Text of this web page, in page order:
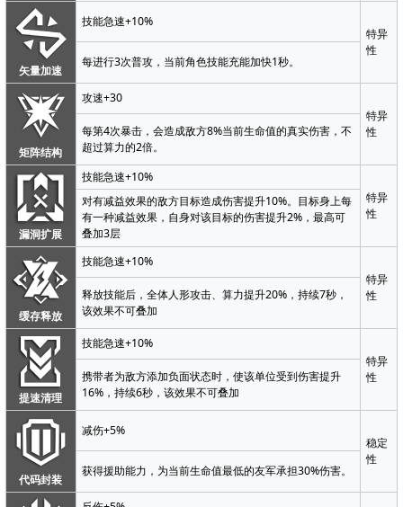
矢量加速
技能急速+10%
特异
性
每进行3次普攻，当前角色技能充能加快1秒。
矩阵结构
攻速+30
特异
性
每第4次暴击，会造成敌方8%当前生命值的真实伤害，不
超过算力的2倍。
漏洞扩展
技能急速+10%
特异
性
对有减益效果的敌方目标造成伤害提升10%。目标身上每
有一种减益效果，自身对该目标的伤害提升2%，最高可
叠加3层
缓存释放
技能急速+10%
特异
性
释放技能后，全体人形攻击、算力提升20%，持续7秒，
该效果不可叠加
提速清理
技能急速+10%
特异
性
携带者为敌方添加负面状态时，使该单位受到伤害提升
16%，持续6秒，该效果不可叠加
代码封装
减伤+5%
稳定
性
获得援助能力，为当前生命值最低的友军承担30%伤害。